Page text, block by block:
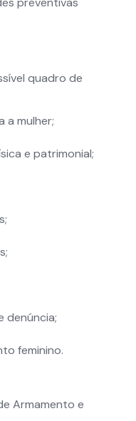
quadro de
a mulher;
e patrimonial;
denúncia;
feminino.
Armamento e